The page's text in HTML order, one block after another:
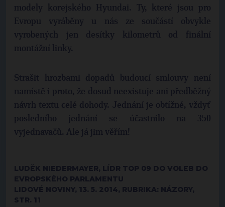
modely korejského Hyundai. Ty, které jsou pro
Evropu vyráběny u nás ze součástí obvykle
vyrobených jen desítky kilometrů od finální
montážní linky.
Strašit hrozbami dopadů budoucí smlouvy není
namístě i proto, že dosud neexistuje ani předběžný
návrh textu celé dohody. Jednání je obtížné, vždyť
posledního jednání se účastnilo na 350
vyjednavačů. Ale já jim věřím!
LUDĚK NIEDERMAYER, LÍDR TOP 09 DO VOLEB DO
EVROPSKÉHO PARLAMENTU
LIDOVÉ NOVINY, 13. 5. 2014, RUBRIKA: NÁZORY,
STR. 11